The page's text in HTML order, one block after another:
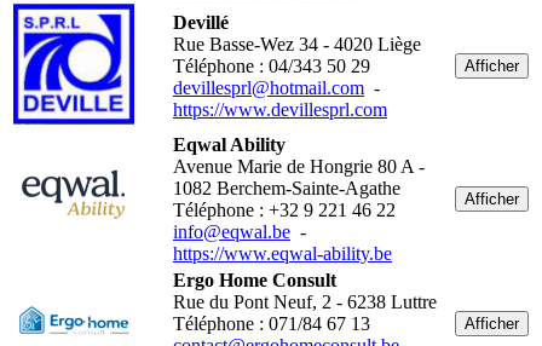
Devillé
Rue Basse-Wez 34 - 4020 Liège
Téléphone : 04/343 50 29
devillesprl@hotmail.com -
https://www.devillesprl.com
Afficher
Eqwal Ability
Avenue Marie de Hongrie 80 A -
1082 Berchem-Sainte-Agathe
Téléphone : +32 9 221 46 22
info@eqwal.be -
https://www.eqwal-ability.be
Afficher
Ergo Home Consult
Rue du Pont Neuf, 2 - 6238 Luttre
Téléphone : 071/84 67 13
Afficher